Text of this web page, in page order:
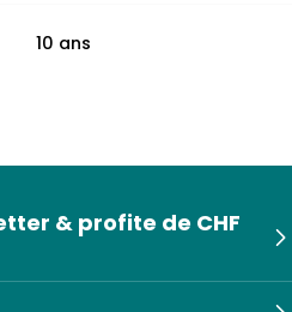
10 ans
& profite de CHF